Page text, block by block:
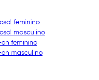
feminino
masculino
feminino
masculino